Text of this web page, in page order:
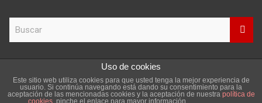
c
Copyright ©2026
Aviso Legal y Política de Privacidad
Uso de cookies
Este sitio web utiliza cookies para que usted tenga la mejor experiencia de
usuario. Si continúa navegando está dando su consentimiento para la
aceptación de las mencionadas cookies y la aceptación de nuestra política de
cookies , pinche el enlace para mayor información.